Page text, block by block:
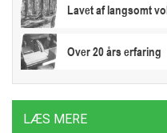
Lavet af langsomt
Over 20 års erfaring
LÆS MERE